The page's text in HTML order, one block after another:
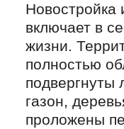
Новостройка
включает в
жизни.
полностью
газон,
проложены